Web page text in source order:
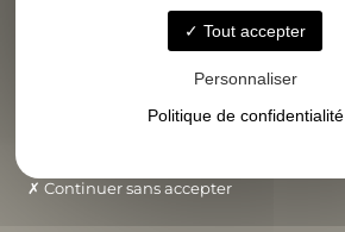
Tout accepter
Personnaliser
Politique de confidentialité
Continuer sans accepter